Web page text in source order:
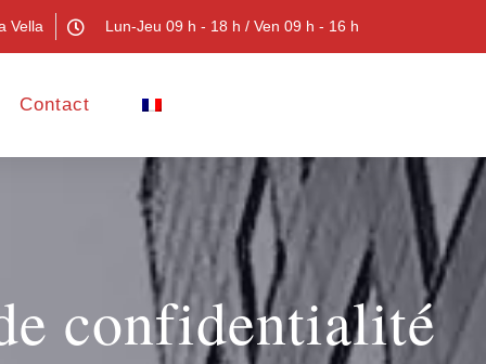
Vella Lun-Jeu 09 h - 18 h / Ven 09 h - 16 h
Contact
confidentialité